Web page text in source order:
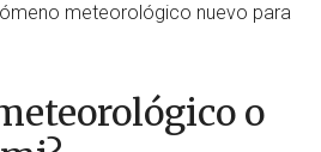
meteorológico nuevo para
o